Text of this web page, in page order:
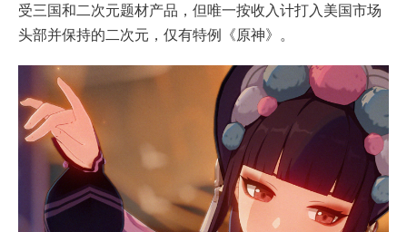
受三国和二次元题材产品，但唯一按收入计打入美国市场
头部并保持的二次元，仅有特例《原神》。